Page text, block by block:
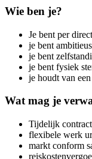
Wie ben je?
Je bent per
je bent
je bent
je bent fysiek
je houdt van
Wat mag je
Tijdelijk
flexibele werk
markt conform